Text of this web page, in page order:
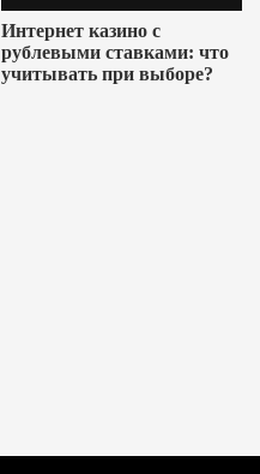
Интернет казино с
рублевыми ставками: что
учитывать при выборе?